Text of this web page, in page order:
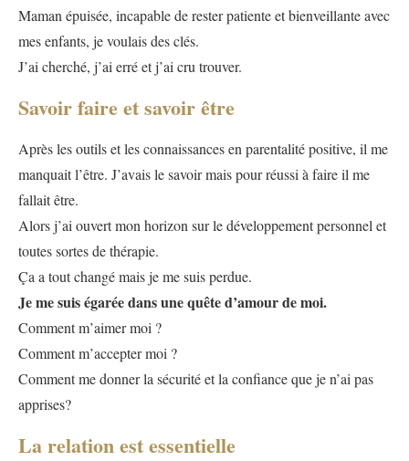
Maman épuisée, incapable de rester patiente et bienveillante avec
mes enfants, je voulais des clés.
J’ai cherché, j’ai erré et j’ai cru trouver.
Savoir faire et savoir être
Après les outils et les connaissances en parentalité positive, il me
manquait l’être. J’avais le savoir mais pour réussi à faire il me
fallait être.
Alors j’ai ouvert mon horizon sur le développement personnel et
toutes sortes de thérapie.
Ça a tout changé mais je me suis perdue.
Je me suis égarée dans une quête d’amour de moi.
Comment m’aimer moi ?
Comment m’accepter moi ?
Comment me donner la sécurité et la confiance que je n’ai pas
apprises?
La relation est essentielle